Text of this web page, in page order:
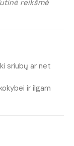
reikšmė
sriubų ar net
ir ilgam